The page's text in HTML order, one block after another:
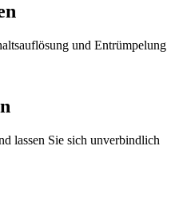
und Entrümpelung
lassen Sie sich unverbindlich